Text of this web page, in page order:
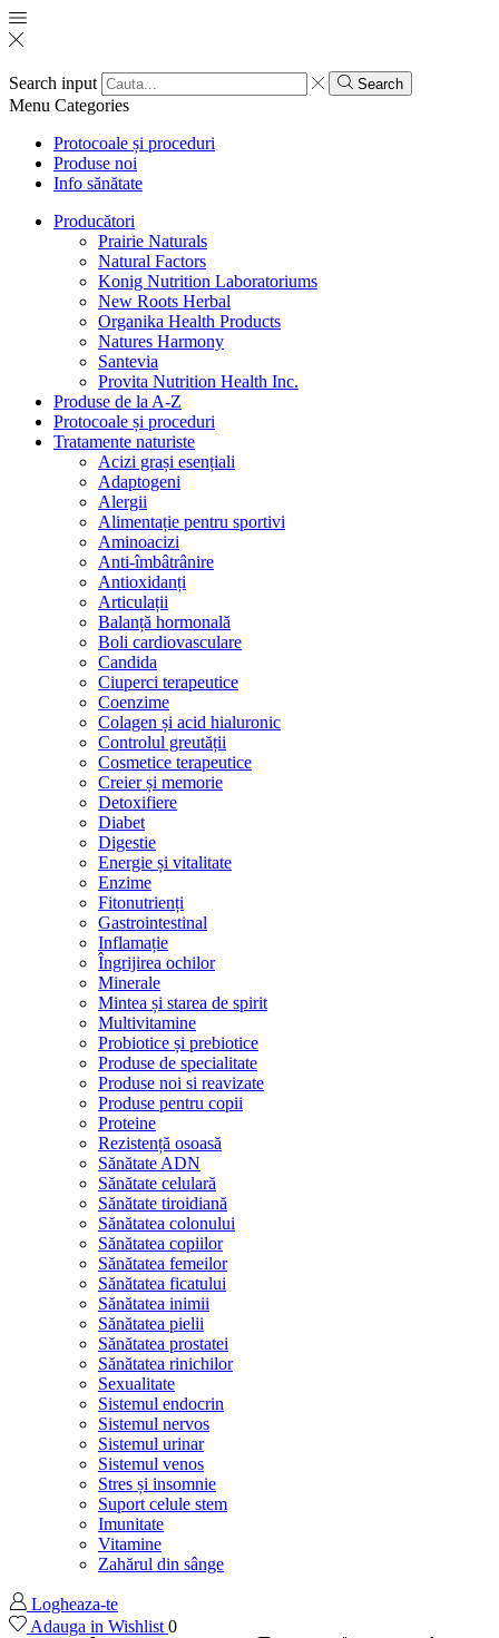
Search input Search
Menu Categories
Protocoale și proceduri
Produse noi
Info sănătate
Producători
Prairie Naturals
Natural Factors
Konig Nutrition Laboratoriums
New Roots Herbal
Organika Health Products
Natures Harmony
Santevia
Provita Nutrition Health Inc.
Produse de la A-Z
Protocoale și proceduri
Tratamente naturiste
Acizi grași esențiali
Adaptogeni
Alergii
Alimentație pentru sportivi
Aminoacizi
Anti-îmbâtrânire
Antioxidanți
Articulații
Balanță hormonală
Boli cardiovasculare
Candida
Ciuperci terapeutice
Coenzime
Colagen și acid hialuronic
Controlul greutății
Cosmetice terapeutice
Creier și memorie
Detoxifiere
Diabet
Digestie
Energie și vitalitate
Enzime
Fitonutrienți
Gastrointestinal
Inflamație
Îngrijirea ochilor
Minerale
Mintea și starea de spirit
Multivitamine
Probiotice și prebiotice
Produse de specialitate
Produse noi si reavizate
Produse pentru copii
Proteine
Rezistență osoasă
Sănătate ADN
Sănătate celulară
Sănătate tiroidiană
Sănătatea colonului
Sănătatea copiilor
Sănătatea femeilor
Sănătatea ficatului
Sănătatea inimii
Sănătatea pielii
Sănătatea prostatei
Sănătatea rinichilor
Sexualitate
Sistemul endocrin
Sistemul nervos
Sistemul urinar
Sistemul venos
Stres și insomnie
Suport celule stem
Imunitate
Vitamine
Zahărul din sânge
Logheaza-te
Adauga in Wishlist 0